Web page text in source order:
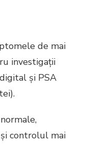
de mai
investigații
și PSA
controlul mai